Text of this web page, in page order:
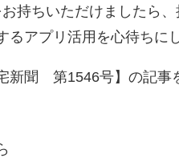
持ちいただけましたら
るアプリ活用を心待ちに
新聞 第1546号】の記事